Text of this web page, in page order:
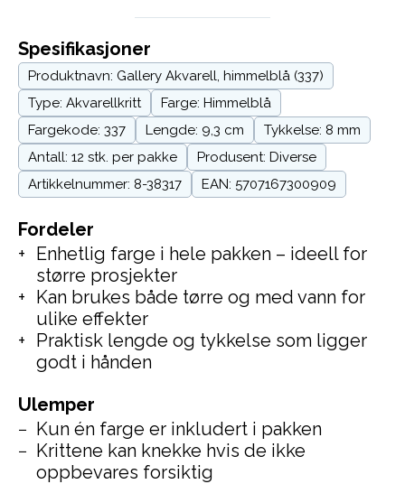
Fordeler
Enhetlig farge i hele pakken – ideell for
større prosjekter
Kan brukes både tørre og med vann for
ulike effekter
Praktisk lengde og tykkelse som ligger
godt i hånden
Ulemper
Kun én farge er inkludert i pakken
Krittene kan knekke hvis de ikke
oppbevares forsiktig
Spesifikasjoner
Produktnavn: Gallery Akvarell, himmelblå (337)
Type: Akvarellkritt
Farge: Himmelblå
Fargekode: 337
Lengde: 9,3 cm
Tykkelse: 8 mm
Antall: 12 stk. per pakke
Produsent: Diverse
Artikkelnummer: 8-38317
EAN: 5707167300909